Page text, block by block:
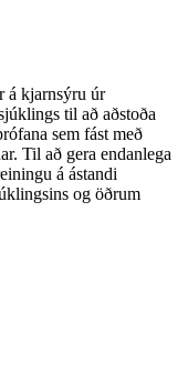
á kjarnsýru úr
til að aðstoða
sem fást með
Til að gera endanlega
á ástandi
og öðrum